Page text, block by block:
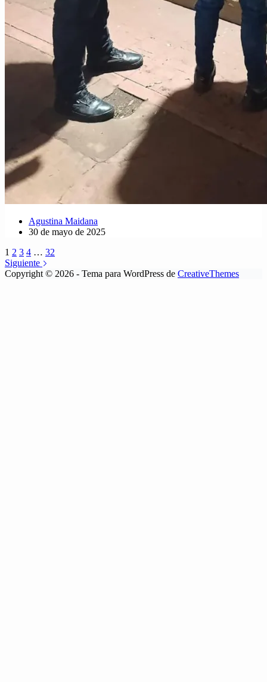
Agustina Maidana
30 de mayo de 2025
1 2 3 4 … 32
Siguiente
Copyright © 2026 - Tema para WordPress de CreativeThemes